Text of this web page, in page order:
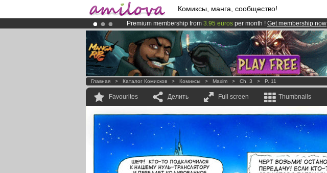
Комиксы, манга, сообщество!
Premium membership from 3.95 euros per month ! Get membership now
AmilovaKickstarter is now LIVE!.
Already 100000membersand 1000 comics & mangas!.
Главная > Каталог Комисков > Комиксы > Maxim > Ch. 3 > P. 11
Favourites Делить Full screen Thumbnails